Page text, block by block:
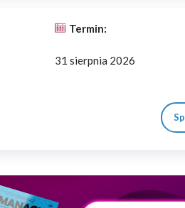
Termin:
31 sierpnia 2026